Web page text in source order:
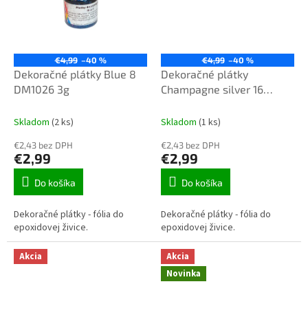
€4,99 –40 %
Dekoračné plátky Blue 8
DM1026 3g
Skladom (2 ks)
€2,43 bez DPH
€2,99
Do košíka
Dekoračné plátky - fólia do
epoxidovej živice.
€4,99 –40 %
Dekoračné plátky
Champagne silver 16
Skladom (1 ks)
€2,43 bez DPH
€2,99
Do košíka
Dekoračné plátky - fólia do
epoxidovej živice.
Akcia
Akcia
Novinka